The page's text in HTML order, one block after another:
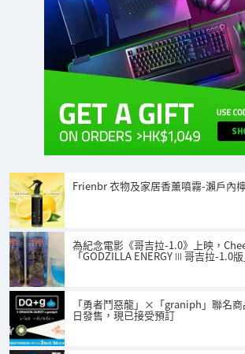
Frienbr 衣物及家居香薰噴霧-瀨戶內
為紀念電影《哥吉拉-1.0》上映，
「GODZILLA ENERGY Ⅲ 哥吉拉-1.0
「勇者鬥惡龍」×「graniph」聯名
日發售，現已接受預訂